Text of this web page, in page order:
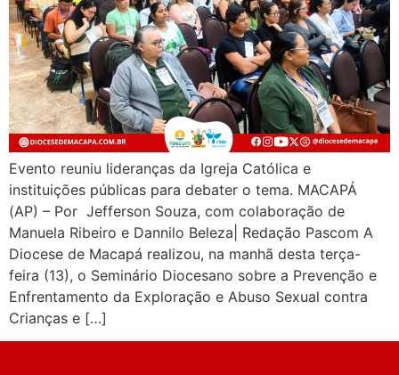
Evento reuniu lideranças da Igreja Católica e
instituições públicas para debater o tema. MACAPÁ
(AP) – Por Jefferson Souza, com colaboração de
Manuela Ribeiro e Dannilo Beleza| Redação Pascom A
Diocese de Macapá realizou, na manhã desta terça-
feira (13), o Seminário Diocesano sobre a Prevenção e
Enfrentamento da Exploração e Abuso Sexual contra
Crianças e […]